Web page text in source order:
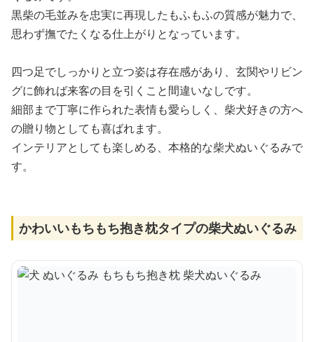
黒柴の毛並みを忠実に再現したもふもふの質感が魅力で、
思わず撫でたくなる仕上がりとなっています。
四つ足でしっかりと立つ姿は存在感があり、玄関やリビン
グに飾れば来客の目を引くこと間違いなしです。
細部まで丁寧に作られた表情も愛らしく、柴犬好きの方へ
の贈り物としても喜ばれます。
インテリアとしても楽しめる、本格的な柴犬ぬいぐるみで
す。
かわいいもちもち抱き枕タイプの柴犬ぬいぐるみ